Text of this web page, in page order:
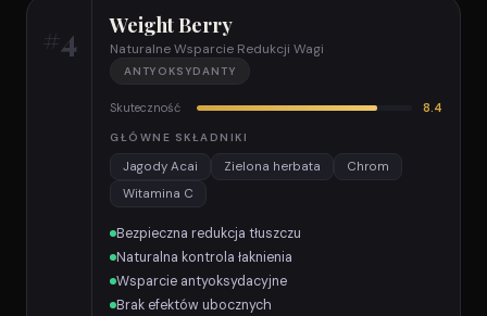
#4 Weight Berry
Naturalne Wsparcie Redukcji Wagi
ANTYOKSYDANTY
Skuteczność 8.4
GŁÓWNE SKŁADNIKI
Jagody Acai Zielona herbata
Chrom
Witamina C
Bezpieczna redukcja tłuszczu
Naturalna kontrola łaknienia
Wsparcie antyoksydacyjne
Brak efektów ubocznych